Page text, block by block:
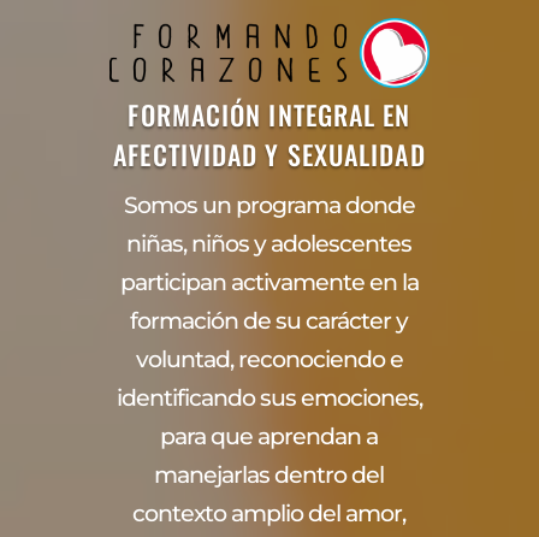
FORMACIÓN INTEGRAL EN
AFECTIVIDAD Y SEXUALIDAD
Somos un programa donde
niñas, niños y adolescentes
participan activamente en la
formación de su carácter y
voluntad, reconociendo e
identificando sus emociones,
para que aprendan a
manejarlas dentro del
contexto amplio del amor,